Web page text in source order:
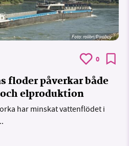
Foto:rolibri/Pixabay
0
floder påverkar både
elproduktion
har minskat vattenflödet i